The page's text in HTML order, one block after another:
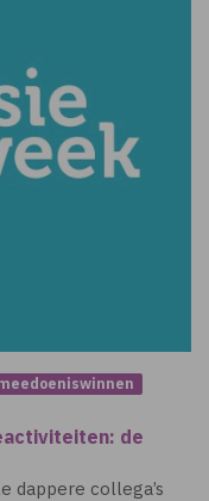
de
dappere collega’s